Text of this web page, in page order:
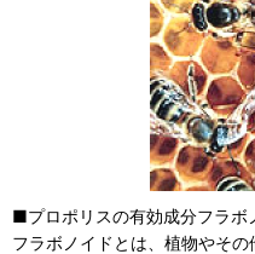
■プロポリスの有効成分フラボ
フラボノイドとは、植物やその